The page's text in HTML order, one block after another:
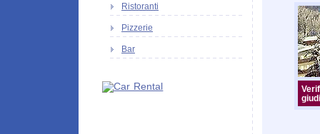
Ristoranti
Pizzerie
Bar